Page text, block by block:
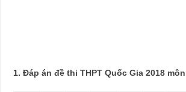
1.Đáp án đề thi THPT Quốc Gia 2018